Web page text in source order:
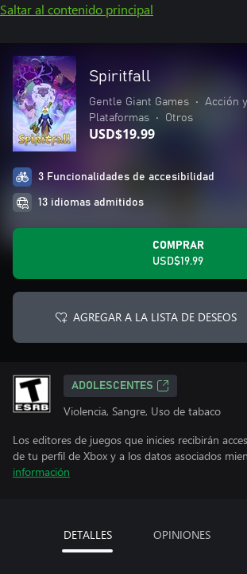
Saltar al contenido principal
Spiritfall
Gentle Giant Games • Acción
Plataformas
• Otros
USD$19.99
3 Funcionalidades de accesibilidad
13 idiomas admitidos
COMPRAR
USD$19.99
AGREGAR A LA LISTA DE DESEOS
ADOLESCENTES
Violencia, Sangre, Uso de tabaco
Los editores de juegos que inicies recibirán
de tu perfil de Xbox y a los datos asociados
información
DETALLES OPINIONES